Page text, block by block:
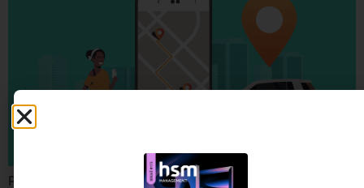
Programas de T&D corporativo se apoiavam em ideias